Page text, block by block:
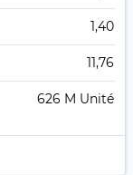
1,40
11,76
626 M Unité